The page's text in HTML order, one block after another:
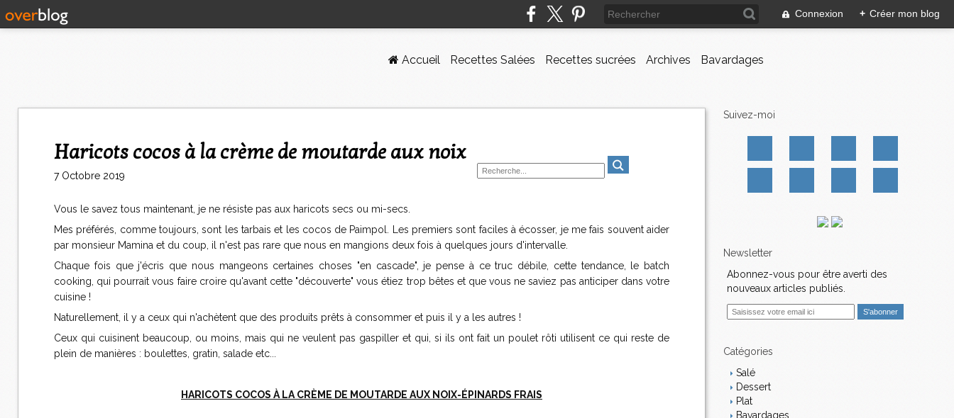
Connexion + Créer mon blog
Accueil Recettes Salées Recettes sucrées Archives Bavardages
Haricots cocos à la crème de moutarde aux noix
7 Octobre 2019
Vous le savez tous maintenant, je ne résiste pas aux haricots secs ou mi-secs.
Mes préférés, comme toujours, sont les tarbais et les cocos de Paimpol. Les premiers sont faciles à écosser, je me fais souvent aider
par monsieur Mamina et du coup, il n'est pas rare que nous en mangions deux fois à quelques jours d'intervalle.
Chaque fois que j'écris que nous mangeons certaines choses "en cascade", je pense à ce truc débile, cette tendance, le batch
cooking, qui pourrait vous faire croire qu'avant cette "découverte" vous étiez trop bêtes et que vous ne saviez pas anticiper dans votre
cuisine !
Naturellement, il y a ceux qui n'achètent que des produits prêts à consommer et puis il y a les autres !
Ceux qui cuisinent beaucoup, ou moins, mais qui ne veulent pas gaspiller et qui, si ils ont fait un poulet rôti utilisent ce qui reste de
plein de manières : boulettes, gratin, salade etc...
HARICOTS COCOS À LA CRÈME DE MOUTARDE AUX NOIX-ÉPINARDS FRAIS
Suivez-moi
Newsletter
Abonnez-vous pour être averti des
nouveaux articles publiés.
i Catégories
Salé
Dessert
Plat
Bavardages